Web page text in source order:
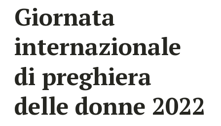
Giornata
internazionale
di preghiera
delle donne 2022